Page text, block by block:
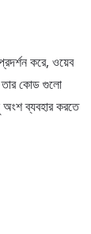
করে, ওয়েব
তার কোড গুলো
ব্যবহার করতে